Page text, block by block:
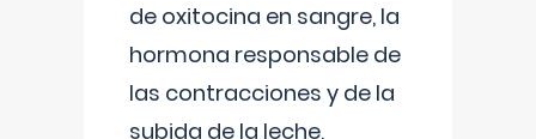
de oxitocina en sangre, la
hormona responsable de
las contracciones y de la
subida de la leche,